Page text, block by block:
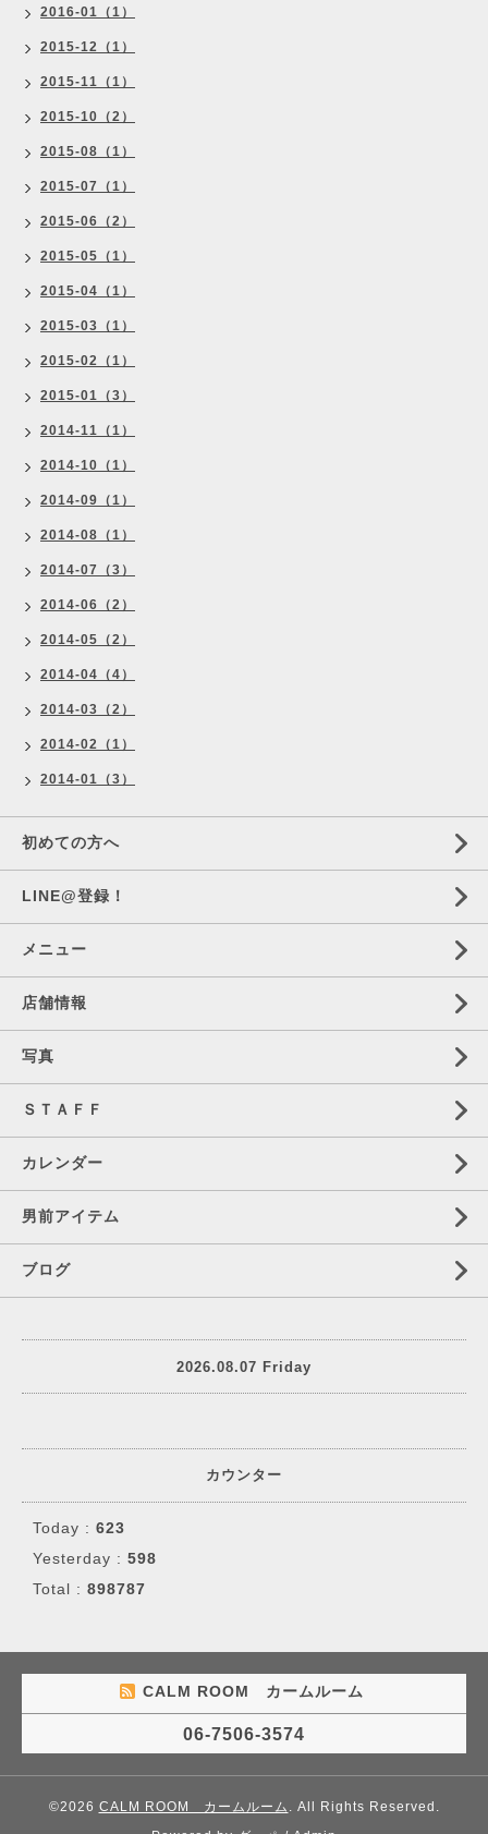
2016-01（1）
2015-12（1）
2015-11（1）
2015-10（2）
2015-08（1）
2015-07（1）
2015-06（2）
2015-05（1）
2015-04（1）
2015-03（1）
2015-02（1）
2015-01（3）
2014-11（1）
2014-10（1）
2014-09（1）
2014-08（1）
2014-07（3）
2014-06（2）
2014-05（2）
2014-04（4）
2014-03（2）
2014-02（1）
2014-01（3）
初めての方へ
LINE@登録！
メニュー
店舗情報
写真
ＳＴＡＦＦ
カレンダー
男前アイテム
ブログ
2026.08.07 Friday
カウンター
Today : 623
Yesterday : 598
Total : 898787
CALM ROOM カームルーム
06-7506-3574
©2026 CALM ROOM カームルーム . All Rights Reserved.